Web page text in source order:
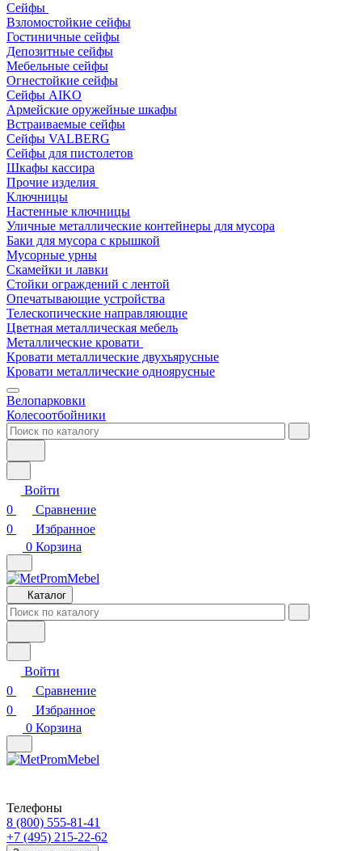
Сейфы
Взломостойкие сейфы
Гостиничные сейфы
Депозитные сейфы
Мебельные сейфы
Огнестойкие сейфы
Сейфы AIKO
Армейские оружейные шкафы
Встраиваемые сейфы
Сейфы VALBERG
Сейфы для пистолетов
Шкафы кассира
Прочие изделия
Ключницы
Настенные ключницы
Уличные металлические контейнеры для мусора
Баки для мусора с крышкой
Мусорные урны
Скамейки и лавки
Стойки ограждений с лентой
Опечатывающие устройства
Телескопические направляющие
Цветная металлическая мебель
Металлические кровати
Кровати металлические двухъярусные
Кровати металлические одноярусные
Велопарковки
Колесоотбойники
Войти
0
Сравнение
0
Избранное
0 Корзина
Каталог
Войти
0
Сравнение
0
Избранное
0 Корзина
Телефоны
8 (800) 555-81-41
+7 (495) 215-22-62